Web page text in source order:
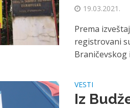
19.03.2021.
Prema
registrovani
Braničevskog
VESTI
Iz